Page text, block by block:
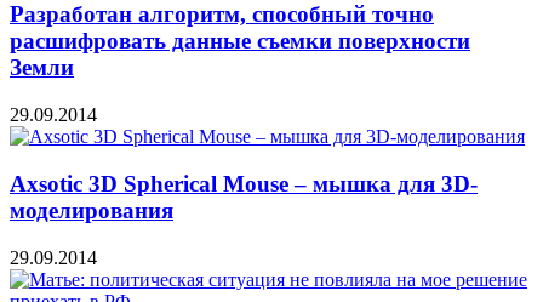
Разработан алгоритм, способный точно
расшифровать данные съемки поверхности
Земли
29.09.2014
Axsotic 3D Spherical Mouse – мышка для 3D-
моделирования
29.09.2014